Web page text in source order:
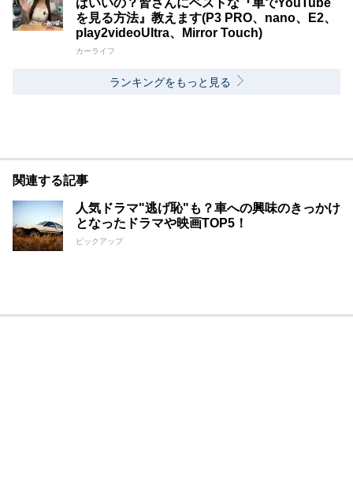
を見る方法』教えます(P3 PRO、nano、E2、
play2videoUltra、Mirror Touch)
カーライフ
ランキングをもっと見る
関連する記事
人気ドラマ"逃げ恥"も？車への興味のきっかけ
となったドラマや映画TOP5！
ピックアップ